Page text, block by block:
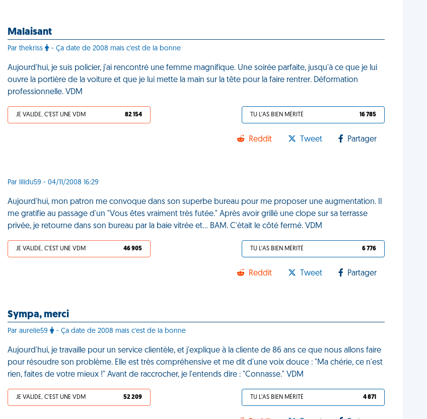
Malaisant
Par thekriss - Ça date de 2008 mais c'est de la bonne
Aujourd'hui, je suis policier, j'ai rencontré une femme magnifique. Une soirée parfaite, jusqu'à ce que je lui
ouvre la portière de la voiture et que je lui mette la main sur la tête pour la faire rentrer. Déformation
professionnelle. VDM
JE VALIDE, C'EST UNE VDM 82 154 TU L'AS BIEN MÉRITÉ 16 785
Reddit Tweet Partager
Par lilidu59 - 04/11/2008 16:29
Aujourd'hui, mon patron me convoque dans son superbe bureau pour me proposer une augmentation. Il
me gratifie au passage d'un "Vous êtes vraiment très futée." Après avoir grillé une clope sur sa terrasse
privée, je retourne dans son bureau par la baie vitrée et... BAM. C'était le côté fermé. VDM
JE VALIDE, C'EST UNE VDM 46 905 TU L'AS BIEN MÉRITÉ 6 776
Reddit Tweet Partager
Sympa, merci
Par aurelie59 - Ça date de 2008 mais c'est de la bonne
Aujourd'hui, je travaille pour un service clientèle, et j'explique à la cliente de 86 ans ce que nous allons faire
pour résoudre son problème. Elle est très compréhensive et me dit d'une voix douce : "Ma chérie, ce n'est
rien, faites de votre mieux !" Avant de raccrocher, je l'entends dire : "Connasse." VDM
JE VALIDE, C'EST UNE VDM 52 209 TU L'AS BIEN MÉRITÉ 4 871